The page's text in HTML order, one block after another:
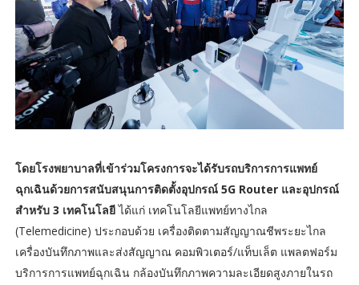
โดยโรงพยาบาลที่เข้าร่วมโครงการจะได้รับรถบริการการแพทย์
ฉุกเฉินด้วยการสนับสนุนการติดตั้งอุปกรณ์ 5G Router และอุปกรณ์
สำหรับ 3 เทคโนโลยีได้แก่ เทคโนโลยีแพทย์ทางไกล
(Telemedicine) ประกอบด้วย เครื่องติดตามสัญญาณชีพระยะไกล
เครื่องบันทึกภาพและส่งสัญญาณ คอมพิวเตอร์/แท็บเล็ต แพลตฟอร์ม
บริการการแพทย์ฉุกเฉิน กล้องบันทึกภาพความละเอียดสูงภายในรถ